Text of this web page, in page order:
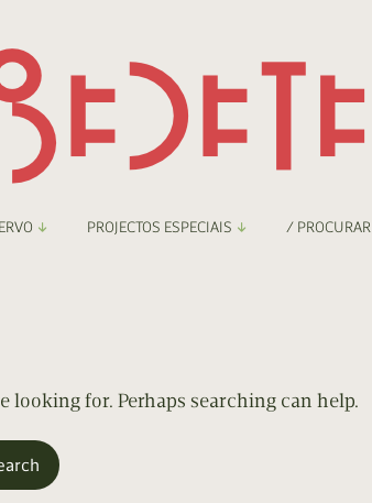
Digital
PROJECTOS ESPECIAIS / PROCURAR
looking for. Perhaps searching can help.